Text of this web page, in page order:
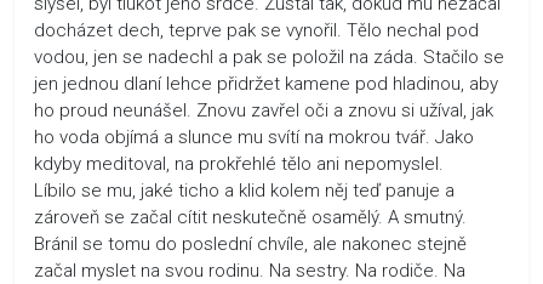
docházet dech, teprve pak se vynořil. Tělo nechal pod
vodou, jen se nadechl a pak se položil na záda. Stačilo se
jen jednou dlaní lehce přidržet kamene pod hladinou, aby
ho proud neunášel. Znovu zavřel oči a znovu si užíval, jak
ho voda objímá a slunce mu svítí na mokrou tvář. Jako
kdyby meditoval, na prokřehlé tělo ani nepomyslel.
Líbilo se mu, jaké ticho a klid kolem něj teď panuje a
zároveň se začal cítit neskutečně osamělý. A smutný.
Bránil se tomu do poslední chvíle, ale nakonec stejně
začal myslet na svou rodinu. Na sestry. Na rodiče. Na